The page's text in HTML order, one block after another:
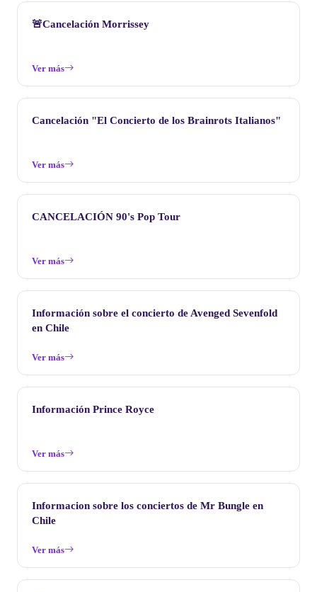
🚨Cancelación Morrissey
Ver más
Cancelación "El Concierto de los Brainrots Italianos"
Ver más
CANCELACIÓN 90's Pop Tour
Ver más
Información sobre el concierto de Avenged Sevenfold
en Chile
Ver más
Información Prince Royce
Ver más
Informacion sobre los conciertos de Mr Bungle en
Chile
Ver más